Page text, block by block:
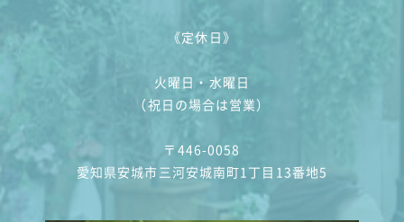
《定休日》
火曜日・水曜日
（祝日の場合は営業）
〒446-0058
愛知県安城市三河安城南町1丁目13番地5